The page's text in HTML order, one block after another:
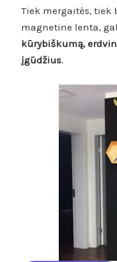
Tiek mergaitės, tiek
magnetine lenta,
kūrybiškumą,
įgūdžius.